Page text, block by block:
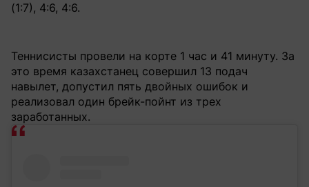
(1:7), 4:6, 4:6.
Теннисисты провели на корте 1 час и 41 минуту. За
это время казахстанец совершил 13 подач
навылет, допустил пять двойных ошибок и
реализовал один брейк-пойнт из трех
заработанных.